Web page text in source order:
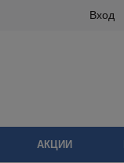
Вход
АКЦИИ